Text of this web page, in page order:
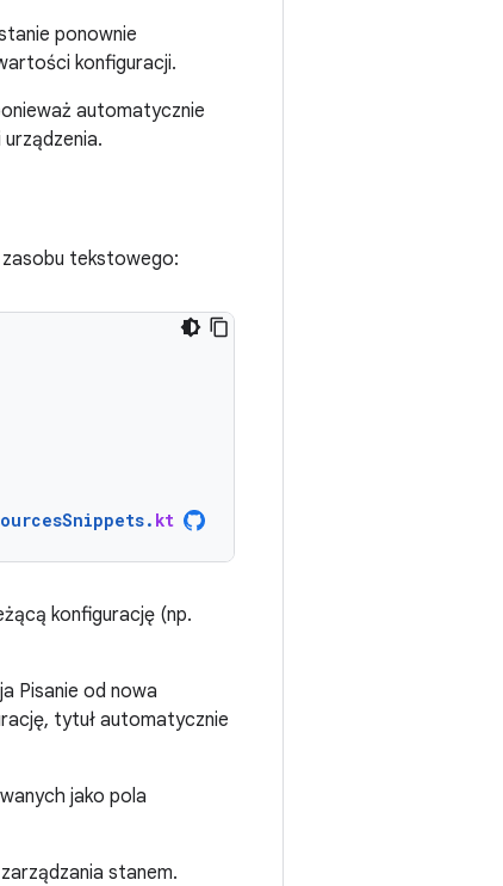
ponownie
konfiguracji.
automatycznie
tekstowego:
. kt
konfigurację (np.
Pisanie od nowa
tytuł automatycznie
jako pola
stanem.